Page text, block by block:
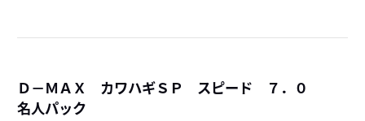
Ｄ－ＭＡＸ カワハギＳＰ スピード ７．０
名人パック